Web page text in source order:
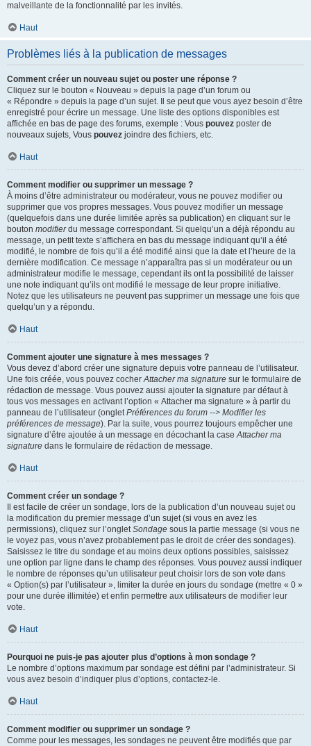
malveillante de la fonctionnalité par les invités.
Haut
Problèmes liés à la publication de messages
Comment créer un nouveau sujet ou poster une réponse ?
Cliquez sur le bouton « Nouveau » depuis la page d’un forum ou
« Répondre » depuis la page d’un sujet. Il se peut que vous ayez besoin d’être
enregistré pour écrire un message. Une liste des options disponibles est
affichée en bas de page des forums, exemple : Vous pouvez poster de
nouveaux sujets, Vous pouvez joindre des fichiers, etc.
Haut
Comment modifier ou supprimer un message ?
À moins d’être administrateur ou modérateur, vous ne pouvez modifier ou
supprimer que vos propres messages. Vous pouvez modifier un message
(quelquefois dans une durée limitée après sa publication) en cliquant sur le
bouton modifierdu message correspondant. Si quelqu’un a déjà répondu au
message, un petit texte s’affichera en bas du message indiquant qu’il a été
modifié, le nombre de fois qu’il a été modifié ainsi que la date et l’heure de la
dernière modification. Ce message n’apparaîtra pas si un modérateur ou un
administrateur modifie le message, cependant ils ont la possibilité de laisser
une note indiquant qu’ils ont modifié le message de leur propre initiative.
Notez que les utilisateurs ne peuvent pas supprimer un message une fois que
quelqu’un y a répondu.
Haut
Comment ajouter une signature à mes messages ?
Vous devez d’abord créer une signature depuis votre panneau de l’utilisateur.
Une fois créée, vous pouvez cocherAttacher ma signature sur le formulaire de
rédaction de message. Vous pouvez aussi ajouter la signature par défaut à
tous vos messages en activant l’option « Attacher ma signature » à partir du
panneau de l’utilisateur (ongletPréférences du forum --> Modifier les
préférences de message). Par la suite, vous pourrez toujours empêcher une
signature d’être ajoutée à un message en décochant la caseAttacher ma
signature dans le formulaire de rédaction de message.
Haut
Comment créer un sondage ?
Il est facile de créer un sondage, lors de la publication d’un nouveau sujet ou
la modification du premier message d’un sujet (si vous en avez les
permissions), cliquez sur l’ongletSondage sous la partie message (si vous ne
le voyez pas, vous n’avez probablement pas le droit de créer des sondages).
Saisissez le titre du sondage et au moins deux options possibles, saisissez
une option par ligne dans le champ des réponses. Vous pouvez aussi indiquer
le nombre de réponses qu’un utilisateur peut choisir lors de son vote dans
« Option(s) par l’utilisateur », limiter la durée en jours du sondage (mettre « 0 »
pour une durée illimitée) et enfin permettre aux utilisateurs de modifier leur
vote.
Haut
Pourquoi ne puis-je pas ajouter plus d’options à mon sondage ?
Le nombre d’options maximum par sondage est défini par l’administrateur. Si
vous avez besoin d’indiquer plus d’options, contactez-le.
Haut
Comment modifier ou supprimer un sondage ?
Comme pour les messages, les sondages ne peuvent être modifiés que par